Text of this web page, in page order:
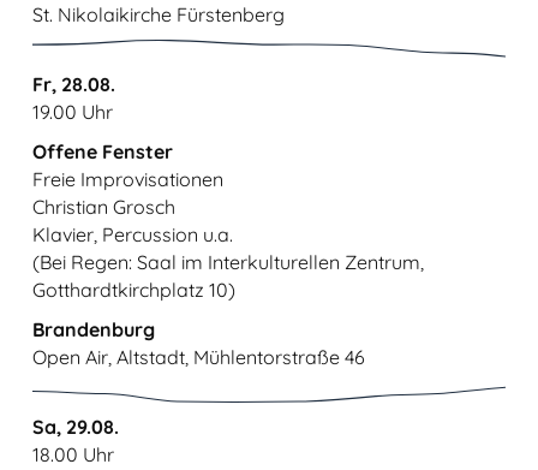
St. Nikolaikirche Fürstenberg
Fr, 28.08.
19.00 Uhr
Offene Fenster
Freie Improvisationen
Christian Grosch
Klavier, Percussion u.a.
(Bei Regen: Saal im Interkulturellen Zentrum,
Gotthardtkirchplatz 10)
Brandenburg
Open Air, Altstadt, Mühlentorstraße 46
Sa, 29.08.
18.00 Uhr